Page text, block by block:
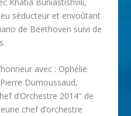
séducteur et envoûtant
de Beethoven suivi de
avec : Ophélie
Dumoussaud,
d’Orchestre 2014″ de
chef d’orchestre